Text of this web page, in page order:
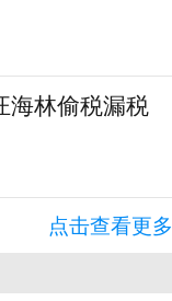
海林偷税漏税
点击查看更多